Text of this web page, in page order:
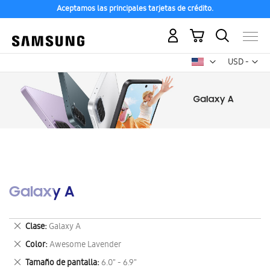
Aceptamos las principales tarjetas de crédito.
USD -
dólar
Mi carrito
Galaxy A
Clase Galaxy A
Eliminar
este
artículo
Color Awesome Lavender
Eliminar
este
Tamaño de pantalla 6.0" - 6.9"
Eliminar